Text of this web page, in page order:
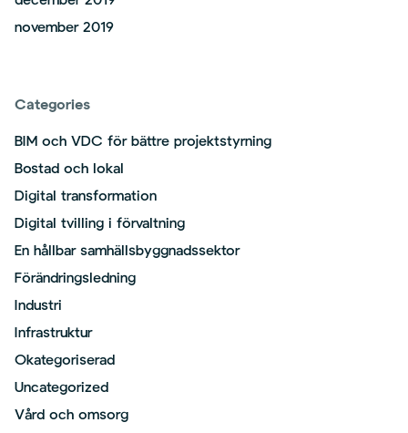
november 2019
Categories
BIM och VDC för bättre projektstyrning
Bostad och lokal
Digital transformation
Digital tvilling i förvaltning
En hållbar samhällsbyggnadssektor
Förändringsledning
Industri
Infrastruktur
Okategoriserad
Uncategorized
Vård och omsorg